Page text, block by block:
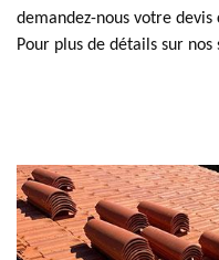
demandez-nous votre
Pour plus de détails sur